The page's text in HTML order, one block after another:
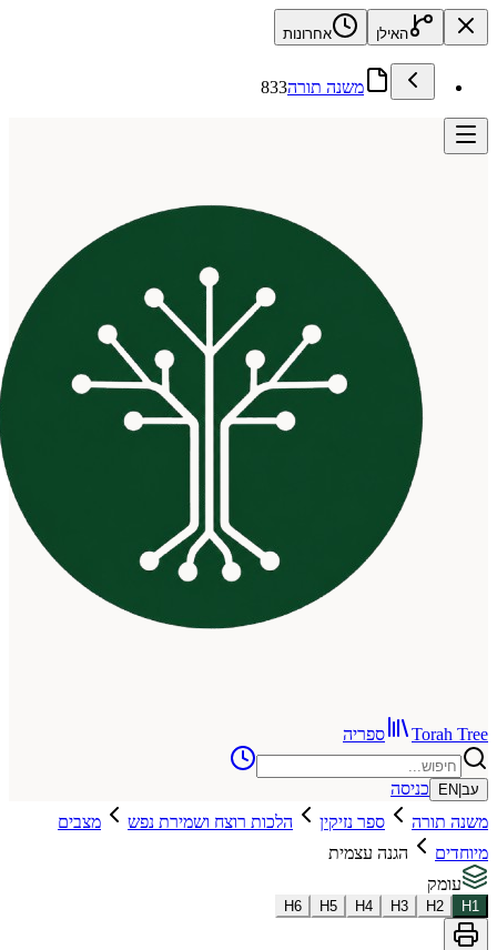
האילן אחרונות
משנה תורה833
ספריה
כניסה
ספר נזיקין הלכות רוצח ושמירת נפש
מצבים
הגנה עצמית
H3
H4
H5
H6